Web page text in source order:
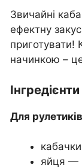
Звичайні
ефектну
приготувати!
начинкою –
Інгредієнти
Для
яйця —